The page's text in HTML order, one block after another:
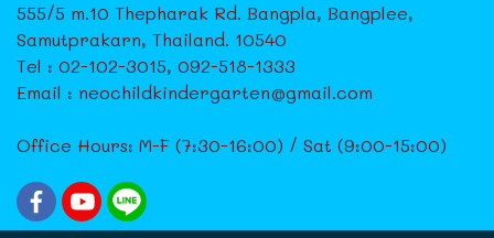
555/5 m.10 Thepharak Rd. Bangpla, Bangplee,
Samutprakarn, Thailand. 10540
Tel : 02-102-3015, 092-518-1333
Email : neochildkindergarten@gmail.com
Office Hours: M-F (7:30-16:00) / Sat (9:00-15:00)